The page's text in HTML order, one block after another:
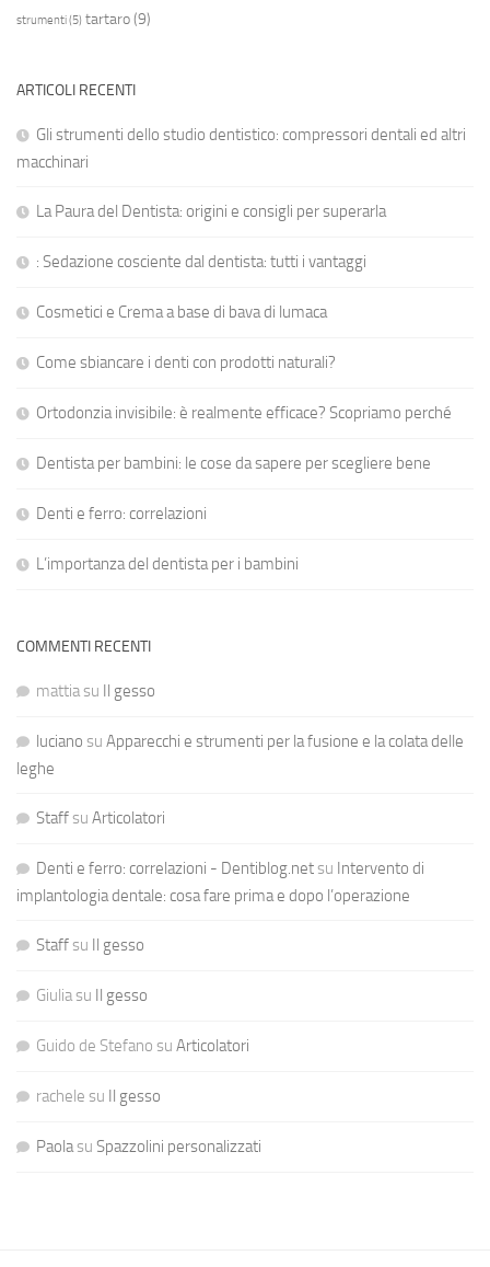
strumenti(5) tartaro(9)
ARTICOLI RECENTI
Gli strumenti dello studio dentistico: compressori dentali ed altri
macchinari
La Paura del Dentista: origini e consigli per superarla
: Sedazione cosciente dal dentista: tutti i vantaggi
Cosmetici e Crema a base di bava di lumaca
Come sbiancare i denti con prodotti naturali?
Ortodonzia invisibile: è realmente efficace? Scopriamo perché
Dentista per bambini: le cose da sapere per scegliere bene
Denti e ferro: correlazioni
L’importanza del dentista per i bambini
COMMENTI RECENTI
mattiasu Il gesso
luciano su Apparecchi e strumenti per la fusione e la colata delle
leghe
Staffsu Articolatori
Denti e ferro: correlazioni - Dentiblog.netsu Intervento di
implantologia dentale: cosa fare prima e dopo l’operazione
Staffsu Il gesso
Giuliasu Il gesso
Guido de Stefano su Articolatori
rachele su Il gesso
Paolasu Spazzolini personalizzati